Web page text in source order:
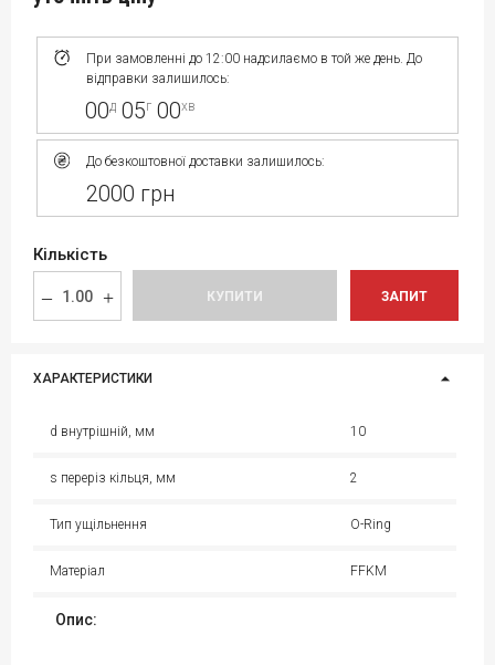
При замовленні до 12:00 надсилаємо в той же день. До
відправки залишилось:
00д 05г 00хв
До безкоштовної доставки залишилось:
2000 грн
Кількість
КУПИТИ ЗАПИТ
ХАРАКТЕРИСТИКИ
d внутрішній, мм 10
s переріз кільця, мм 2
Тип ущільнення O-Ring
Матеріал FFKM
Опис: